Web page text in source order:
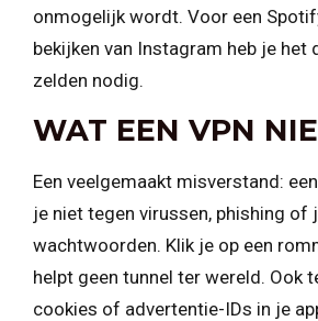
onmogelijk wordt. Voor een
bekijken van Instagram heb je het
zelden nodig.
WAT EEN VPN
Een veelgemaakt misverstand:
je niet tegen virussen, phishing of
wachtwoorden. Klik je op een
helpt geen tunnel ter wereld. Ook
cookies of advertentie-IDs in je